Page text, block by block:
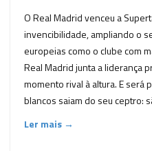
O Real Madrid venceu a
invencibilidade, ampliando o
europeias como o clube com
Real Madrid junta a liderança
momento rival à altura. E será
blancos saiam do seu ceptro:
Ler mais →